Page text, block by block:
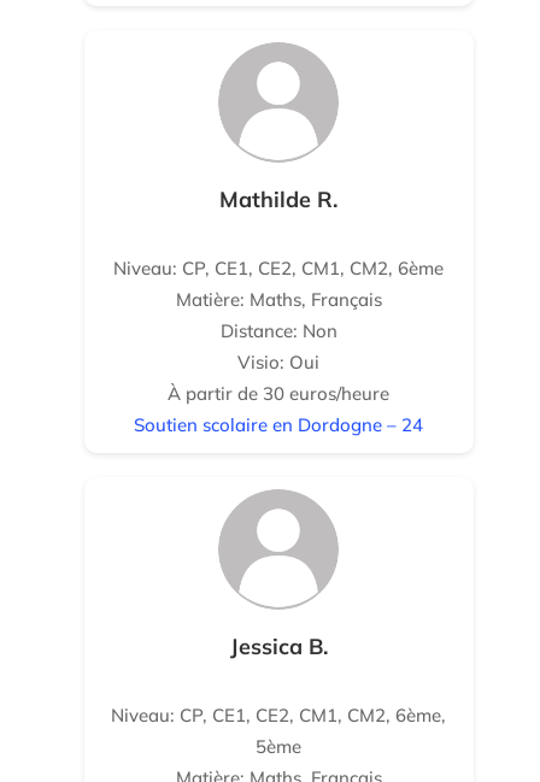
Mathilde R.
Niveau: CP, CE1, CE2, CM1, CM2, 6ème
Matière: Maths, Français
Distance: Non
Visio: Oui
À partir de 30 euros/heure
Soutien scolaire en Dordogne – 24
Jessica B.
Niveau: CP, CE1, CE2, CM1, CM2, 6ème,
5ème